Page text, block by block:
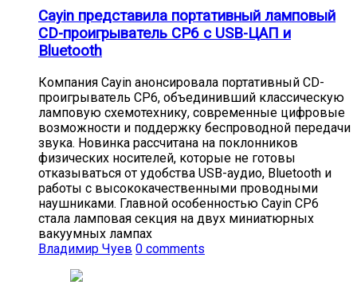
Cayin представила портативный ламповый
CD-проигрыватель CP6 с USB-ЦАП и
Bluetooth
Компания Cayin анонсировала портативный CD-
проигрыватель CP6, объединивший классическую
ламповую схемотехнику, современные цифровые
возможности и поддержку беспроводной передачи
звука. Новинка рассчитана на поклонников
физических носителей, которые не готовы
отказываться от удобства USB-аудио, Bluetooth и
работы с высококачественными проводными
наушниками. Главной особенностью Cayin CP6
стала ламповая секция на двух миниатюрных
вакуумных лампах
Владимир Чуев 0 comments